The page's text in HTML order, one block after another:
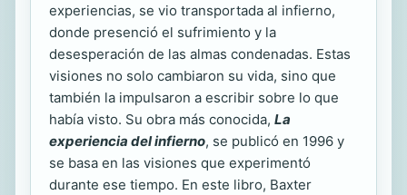
experiencias, se vio transportada al infierno,
donde presenció el sufrimiento y la
desesperación de las almas condenadas. Estas
visiones no solo cambiaron su vida, sino que
también la impulsaron a escribir sobre lo que
había visto. Su obra más conocida, La
experiencia del infierno, se publicó en 1996 y
se basa en las visiones que experimentó
durante ese tiempo. En este libro, Baxter